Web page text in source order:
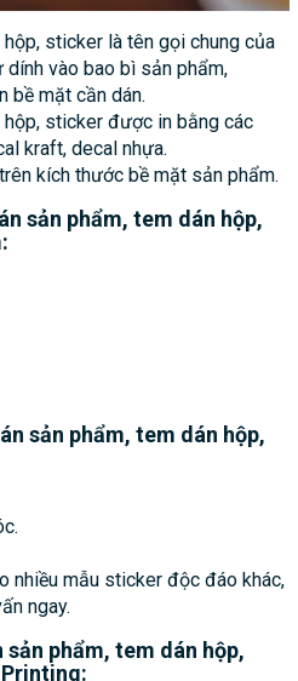
sticker là tên gọi chung của
dính vào bao bì sản phẩm,
bề mặt cần dán.
hộp, sticker được in bằng các
kraft, decal nhựa.
kích thước bề mặt sản phẩm.
sản phẩm, tem dán hộp,
sản phẩm, tem dán hộp,
nhiều mẫu sticker độc đáo khác,
ngay.
phẩm, tem dán hộp,